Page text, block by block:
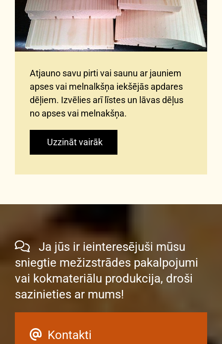
Atjauno savu pirti vai saunu ar jauniem
apses vai melnalkšņa iekšējās apdares
dēļiem. Izvēlies arī līstes un lāvas dēļus
no apses vai melnakšņa.
Uzzināt vairāk
 Ja jūs ir ieinteresējuši mūsu
sniegtie mežizstrādes pakalpojumi
vai kokmateriālu produkcija, droši
sazinieties ar mums!
 Kontakti